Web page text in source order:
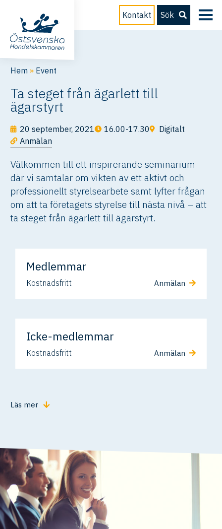
Kontakt Sök
Hem » Event
Ta steget från ägarlett till
ägarstyrt
20 september, 2021 16.00-17.30
Digitalt
Anmälan
Välkommen till ett inspirerande seminarium
där vi samtalar om vikten av ett aktivt och
professionellt styrelsearbete samt lyfter frågan
om att ta företagets styrelse till nästa nivå – att
ta steget från ägarlett till ägarstyrt.
Medlemmar
Kostnadsfritt Anmälan
Icke-medlemmar
Kostnadsfritt Anmälan
Läs mer